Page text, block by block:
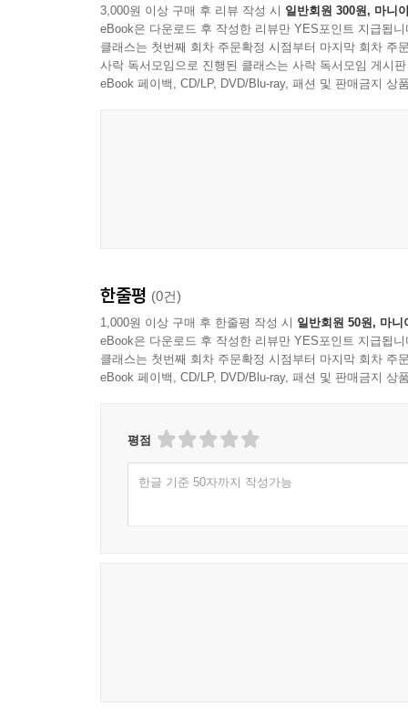
18 사라센인들이 가져다준 천상의 맛, 달콤함이 선
설탕이 만든 기적
19 이것이 있음으로 저것이 있다, 존재물의 상의상
22 슬목어 머리는 어떻게 최고의 보양식이 됐을까?:
별미의 탄생
23 사상 체질에서 오상 체질까지:
24 본능의 식사는 잠시의 만족을, 의성의 식사는
체질과 섭생
먹고 마시는 음식이 달랐다. 음식의 질뿐만이
없었다고 말해서는 안 된다. 동양의 기녀들은 상
엿보는 중요한 단서이기도 하다.
미식학美食學(gastronomy)의 기원은 고대 그리
아름다워지기 위해 먹는 음식이나 식사법’을 뜻
동소완이 잘 보여줬다. ““소완小宛은 천성이 담
물론 다른 사람들을 위해서는 호랑이 가죽 무
관향동당灌香董糖, 권소동당卷?董糖 등은 동
3,000원 이상 구매 후 리뷰 작성 시 일반회원 300원, 마니
eBook은 다운로드 후 작성한 리뷰만 YES포인트 지급됩니
클래스는 첫번째 회차 주문확정 시점부터 마지막 회차 주
사락 독서모임으로 진행된 클래스는 사락 독서모임 게시
eBook 페이백, CD/LP, DVD/Blu-ray, 패션 및 판매금지 상
한줄평 (0건)
1,000원 이상 구매 후 한줄평 작성 시 일반회원 50원, 마니
eBook은 다운로드 후 작성한 리뷰만 YES포인트 지급됩니
클래스는 첫번째 회차 주문확정 시점부터 마지막 회차 주
eBook 페이백, CD/LP, DVD/Blu-ray, 패션 및 판매금지 상
평점
한글 기준 50자까지 작성가능